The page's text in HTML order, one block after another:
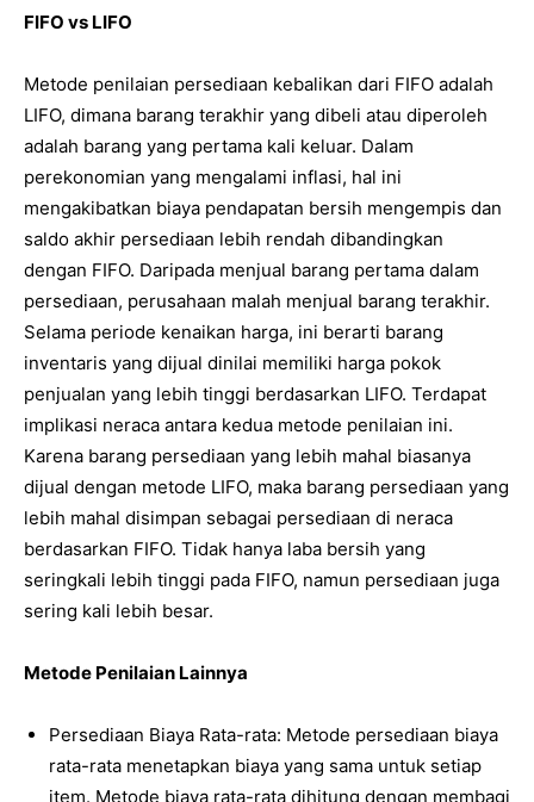
FIFO vs LIFO
Metode penilaian persediaan kebalikan dari FIFO adalah
LIFO, dimana barang terakhir yang dibeli atau diperoleh
adalah barang yang pertama kali keluar. Dalam
perekonomian yang mengalami inflasi, hal ini
mengakibatkan biaya pendapatan bersih mengempis dan
saldo akhir persediaan lebih rendah dibandingkan
dengan FIFO. Daripada menjual barang pertama dalam
persediaan, perusahaan malah menjual barang terakhir.
Selama periode kenaikan harga, ini berarti barang
inventaris yang dijual dinilai memiliki harga pokok
penjualan yang lebih tinggi berdasarkan LIFO. Terdapat
implikasi neraca antara kedua metode penilaian ini.
Karena barang persediaan yang lebih mahal biasanya
dijual dengan metode LIFO, maka barang persediaan yang
lebih mahal disimpan sebagai persediaan di neraca
berdasarkan FIFO. Tidak hanya laba bersih yang
seringkali lebih tinggi pada FIFO, namun persediaan juga
sering kali lebih besar.
Metode Penilaian Lainnya
Persediaan Biaya Rata-rata: Metode persediaan biaya
rata-rata menetapkan biaya yang sama untuk setiap
item. Metode biaya rata-rata dihitung dengan membagi